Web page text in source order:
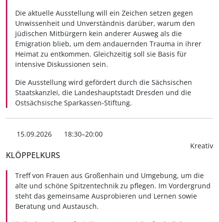
Die aktuelle Ausstellung will ein Zeichen setzen gegen
Unwissenheit und Unverständnis darüber, warum den
jüdischen Mitbürgern kein anderer Ausweg als die
Emigration blieb, um dem andauernden Trauma in ihrer
Heimat zu entkommen. Gleichzeitig soll sie Basis für
intensive Diskussionen sein.
Die Ausstellung wird gefördert durch die Sächsischen
Staatskanzlei, die Landeshauptstadt Dresden und die
Ostsächsische Sparkassen-Stiftung.
15.09.2026
18:30–20:00
Kreativ
KLÖPPELKURS
Treff von Frauen aus Großenhain und Umgebung, um die
alte und schöne Spitzentechnik zu pflegen. Im Vordergrund
steht das gemeinsame Ausprobieren und Lernen sowie
Beratung und Austausch.